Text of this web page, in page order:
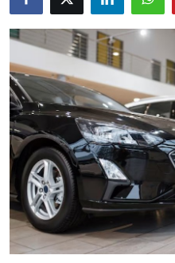
Paketler
Yağlar
Oto Bilgi